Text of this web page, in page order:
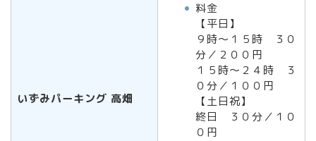
いずみパーキング 高畑
料金
【平日】
９時～１５時 ３０
分／２００円
１５時～２４時 ３
０分／１００円
【土日祝】
終日 ３０分／１０
０円